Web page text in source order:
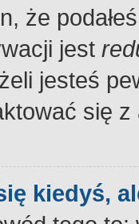
że
jest
jesteś
się
kiedyś,